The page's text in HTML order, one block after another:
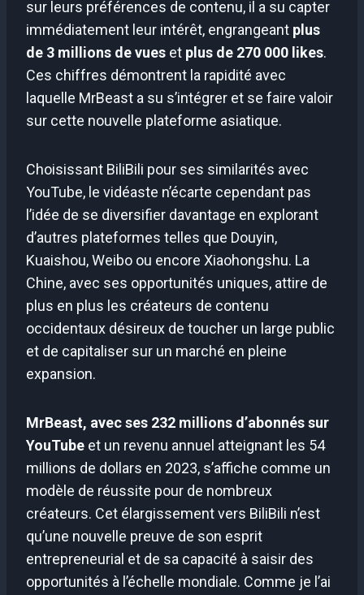
sur leurs préférences de contenu, il a su capter
immédiatement leur intérêt, engrangeant plus
de 3 millions de vues et plus de 270 000 likes.
Ces chiffres démontrent la rapidité avec
laquelle MrBeast a su s’intégrer et se faire valoir
sur cette nouvelle plateforme asiatique.
Choisissant BiliBili pour ses similarités avec
YouTube, le vidéaste n’écarte cependant pas
l’idée de se diversifier davantage en explorant
d’autres plateformes telles que Douyin,
Kuaishou, Weibo ou encore Xiaohongshu. La
Chine, avec ses opportunités uniques, attire de
plus en plus les créateurs de contenu
occidentaux désireux de toucher un large public
et de capitaliser sur un marché en pleine
expansion.
MrBeast, avec ses 232 millions d’abonnés sur
YouTube et un revenu annuel atteignant les 54
millions de dollars en 2023, s’affiche comme un
modèle de réussite pour de nombreux
créateurs. Cet élargissement vers BiliBili n’est
qu’une nouvelle preuve de son esprit
entrepreneurial et de sa capacité à saisir des
opportunités à l’échelle mondiale. Comme je l’ai